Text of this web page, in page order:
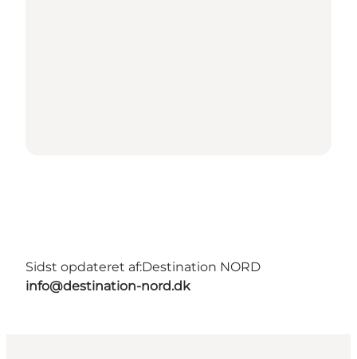
Sidst opdateret af:Destination NORD
info@destination-nord.dk